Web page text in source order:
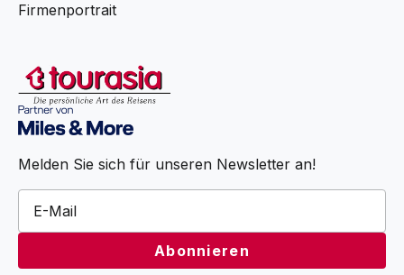
Firmenportrait
Melden Sie sich für unseren Newsletter an!